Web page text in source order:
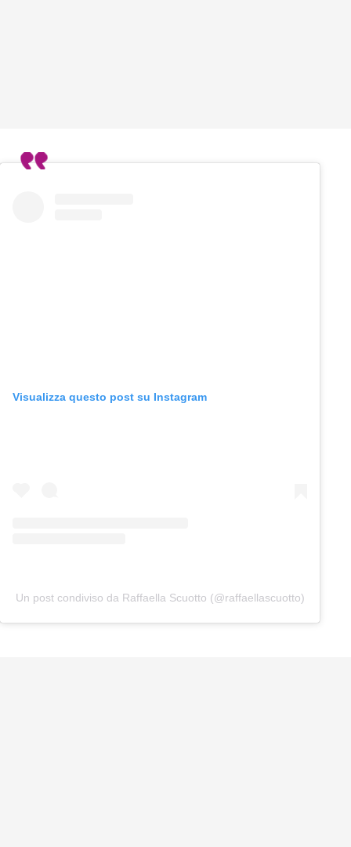
Visualizza questo post su Instagram
Un post condiviso da Raffaella Scuotto (@raffaellascuotto)